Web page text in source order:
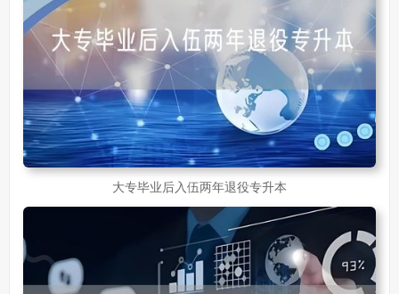
大专毕业后入伍两年退役专升本